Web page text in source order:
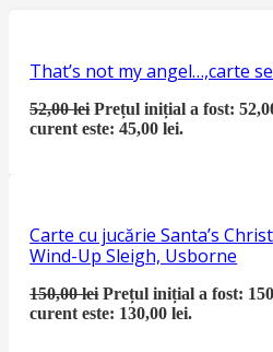
That’s not my angel…,carte
52,00lei Prețul inițial a fost:
curent este: 45,00 lei.
Carte cu jucărie Santa’s
Wind-Up Sleigh, Usborne
150,00lei Prețul inițial a fost:
curent este: 130,00 lei.